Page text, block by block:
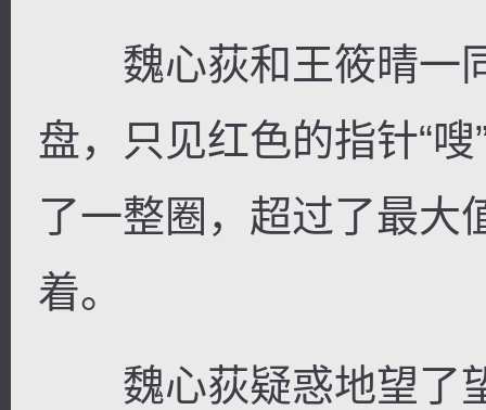
魏心荻和王筱晴一
盘，只见红色的指针“
了一整圈，超过了最大
着。
魏心荻疑惑地望了